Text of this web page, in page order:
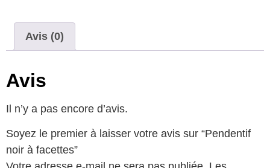
Avis (0)
Avis
Il n’y a pas encore d’avis.
Soyez le premier à laisser votre avis sur “Pendentif
noir à facettes”